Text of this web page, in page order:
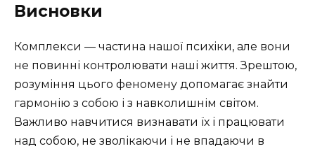
Висновки
Комплекси — частина нашої психіки, але вони
не повинні контролювати наші життя. Зрештою,
розуміння цього феномену допомагає знайти
гармонію з собою і з навколишнім світом.
Важливо навчитися визнавати їх і працювати
над собою, не зволікаючи і не впадаючи в